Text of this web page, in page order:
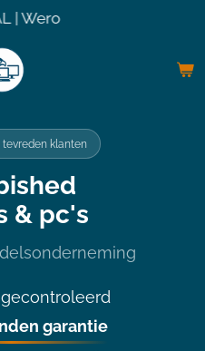
| Wero
tevreden klanten
& pc's
garantie